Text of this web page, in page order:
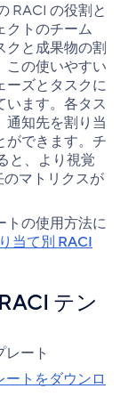
RACI の役割と
クトのチーム
クと成果物の割
この使いやすい
ーズとタスクに
います。各タス
通知先を割り当
ができます。チ
と、より視覚
マトリクスが
トの使用方法に
当て別 RACI
テン
ートをダウンロ